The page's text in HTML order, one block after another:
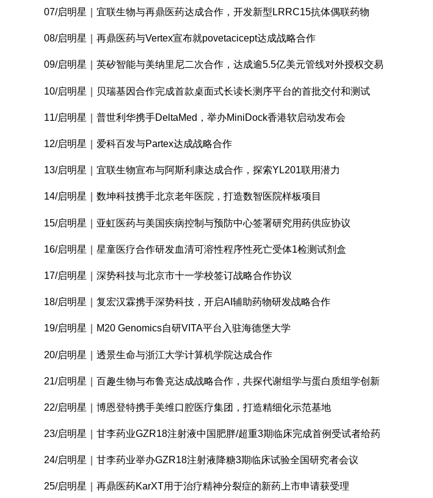
07/启明星｜宜联生物与再鼎医药达成合作，开发新型LRRC15抗体偶联药物
08/启明星｜再鼎医药与Vertex宣布就povetacicept达成战略合作
09/启明星｜英矽智能与美纳里尼二次合作，达成逾5.5亿美元管线对外授权交易
10/启明星｜贝瑞基因合作完成首款桌面式长读长测序平台的首批交付和测试
11/启明星｜普世利华携手DeltaMed，举办MiniDock香港软启动发布会
12/启明星｜爱科百发与Partex达成战略合作
13/启明星｜宜联生物宣布与阿斯利康达成合作，探索YL201联用潜力
14/启明星｜数坤科技携手北京老年医院，打造数智医院样板项目
15/启明星｜亚虹医药与美国疾病控制与预防中心签署研究用药供应协议
16/启明星｜星童医疗合作研发血清可溶性程序性死亡受体1检测试剂盒
17/启明星｜深势科技与北京市十一学校签订战略合作协议
18/启明星｜复宏汉霖携手深势科技，开启AI辅助药物研发战略合作
19/启明星｜M20 Genomics自研VITA平台入驻海德堡大学
20/启明星｜透景生命与浙江大学计算机学院达成合作
21/启明星｜百趣生物与布鲁克达成战略合作，共探代谢组学与蛋白质组学创新
22/启明星｜博恩登特携手美维口腔医疗集团，打造精细化示范基地
23/启明星｜甘李药业GZR18注射液中国肥胖/超重3期临床完成首例受试者给药
24/启明星｜甘李药业举办GZR18注射液降糖3期临床试验全国研究者会议
25/启明星｜再鼎医药KarXT用于治疗精神分裂症的新药上市申请获受理